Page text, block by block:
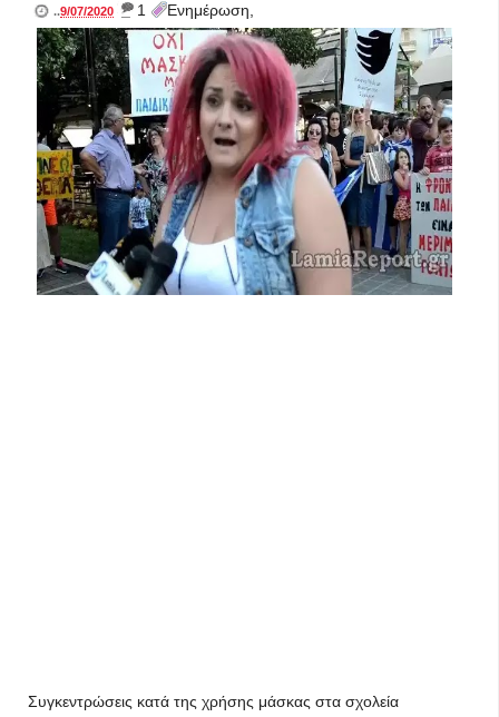
..9/07/2020 _ 1 Ενημέρωση,
Συγκεντρώσεις κατά της χρήσης μάσκας στα σχολεία